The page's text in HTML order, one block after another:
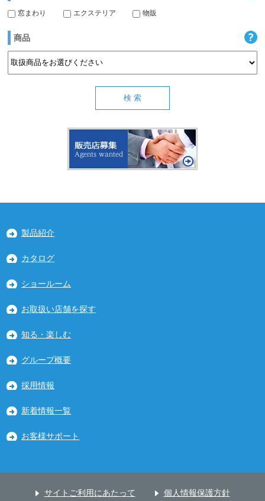
窓まわり エクステリア 物販
商品
製品紹介
カタログ
ショールーム
お取扱い店舗を探す
知る・楽しむ
グループ概要
採用情報
新着情報一覧
お客様サポート
サイトご利用にあたって 個人情報保護方針